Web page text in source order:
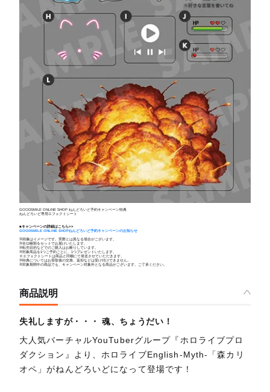
GOODSMILE ONLINE SHOP ねんどろいど予約キャンペーン特典
ねんどろいど専用エフェクトシート
■キャンペーンの詳細はこちら>>
GOODSMILE ONLINE SHOPねんどろいど予約キャンペーンのお知らせ
※画像はイメージです。実際とは異なる場合がございます。
※全12種類をセットでお届けいたします。
※転売目的などでのご購入はお断りしています。
※対象商品を1つご予約ごとに、1つプレゼントいたします。
※エフェクトシートは商品と同梱にて発送させていただきます。
※特典についてはお受取後の交換、返却などは受け付けできません。
※対象期間中の商品でも、キャンペーン対象外となる商品がございます。ご了承ください。
商品説明
失礼しますが・・・ 魂、ちょうだい！
大人気バーチャルYouTuberグループ『ホロライブプロ
ダクション』より、ホロライブEnglish-Myth-「森カリ
オペ」がねんどろいどになって登場です！